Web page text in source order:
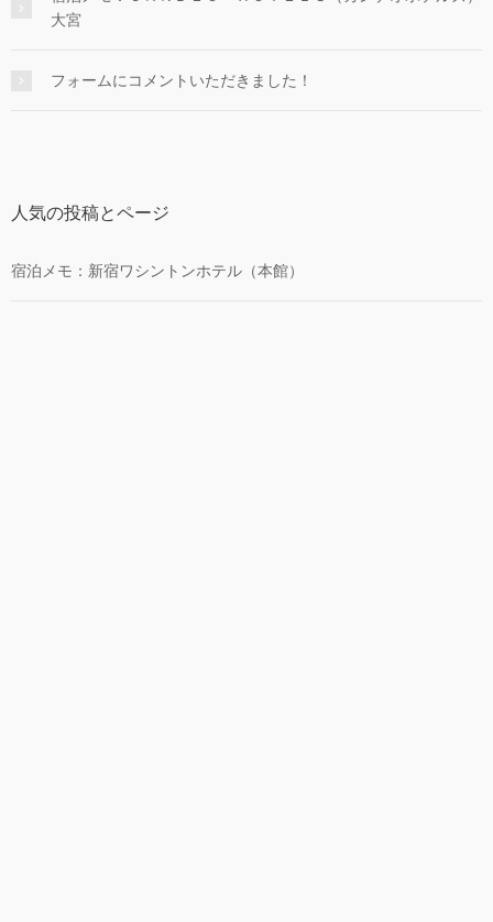
大宮
フォームにコメントいただきました！
人気の投稿とページ
宿泊メモ：新宿ワシントンホテル（本館）